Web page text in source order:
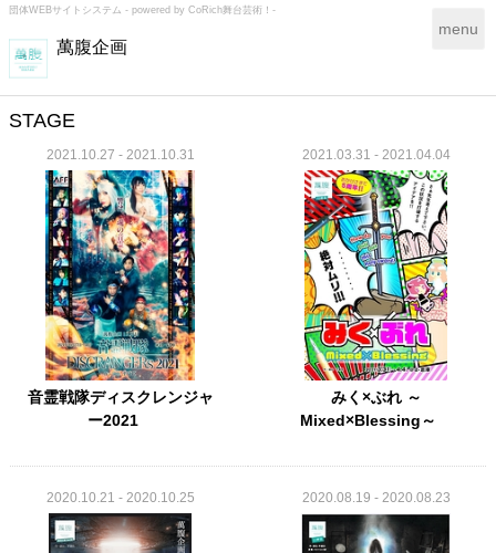
団体WEBサイトシステム - powered by CoRich舞台芸術！-
萬腹企画
T
g
n
a
v
i
g
a
t
i
n
menu
STAGE
2021.10.27 - 2021.10.31
音霊戦隊ディスクレンジャ
ー2021
2021.03.31 - 2021.04.04
みく×ぶれ ～
Mixed×Blessing～
2020.10.21 - 2020.10.25 2020.08.19 - 2020.08.23